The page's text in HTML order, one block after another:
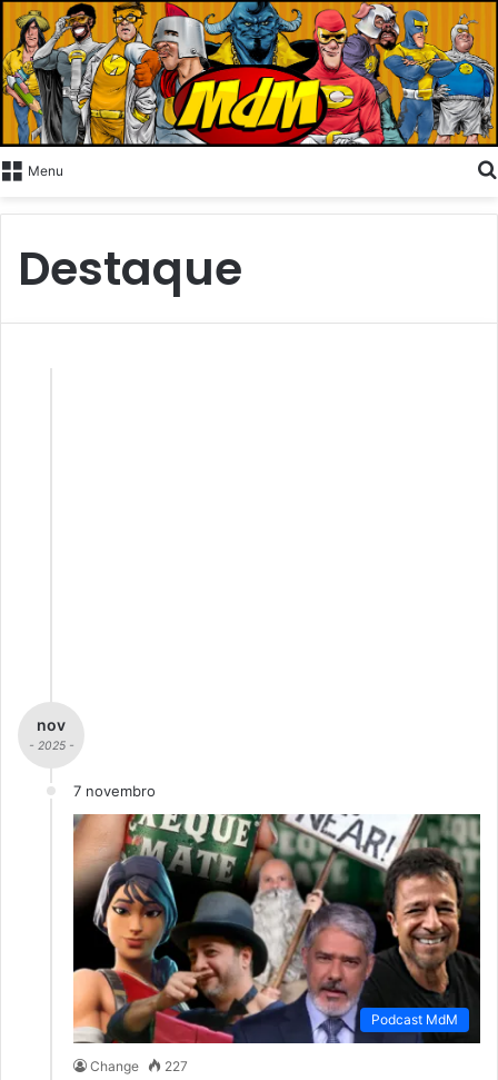
Menu
Destaque
nov
- 2025 -
7 novembro
Podcast MdM
Change 227